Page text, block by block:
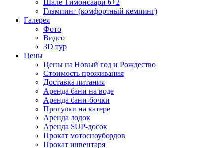
Шале Тимонсаари 6+2
Глэмпинг (комфортный кемпинг)
Галерея
Фото
Видео
3D тур
Цены
Цены на Новый год и Рождество
Стоимость проживания
Доставка питания
Аренда бани на воде
Аренда бани-бочки
Прогулки на катере
Аренда лодок
Аренда SUP-досок
Прокат мотосноубордов
Прокат инвентаря